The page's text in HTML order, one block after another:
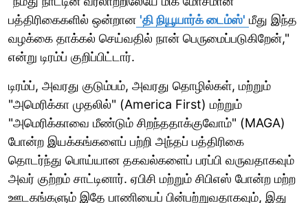
பத்திரிகைகளில் ஒன்றான 'தி நியூயார்க் டைம்ஸ்' மீது இந்த
வழக்கை தாக்கல் செய்வதில் நான் பெருமைப்படுகிறேன்,"
என்று டிரம்ப் குறிப்பிட்டார்.
டிரம்ப், அவரது குடும்பம், அவரது தொழில்கள், மற்றும்
"அமெரிக்கா முதலில்" (America First) மற்றும்
"அமெரிக்காவை மீண்டும் சிறந்ததாக்குவோம்" (MAGA)
போன்ற இயக்கங்களைப் பற்றி அந்தப் பத்திரிகை
தொடர்ந்து பொய்யான தகவல்களைப் பரப்பி வருவதாகவும்
அவர் குற்றம் சாட்டினார். ஏபிசி மற்றும் சிபிஎஸ் போன்ற மற்ற
ஊடகங்களும் இதே பாணியைப் பின்பற்றுவதாகவும், இது